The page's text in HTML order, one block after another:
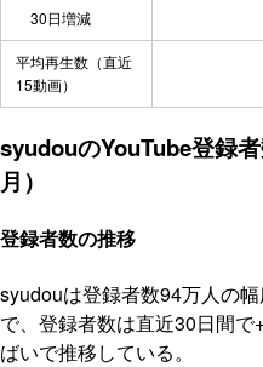
30日増減
平均再生数（直近
15動画）
syudouのYouTube登録
月）
登録者数の推移
syudouは登録者数94万人の
で、登録者数は直近30日間
ばいで推移している。